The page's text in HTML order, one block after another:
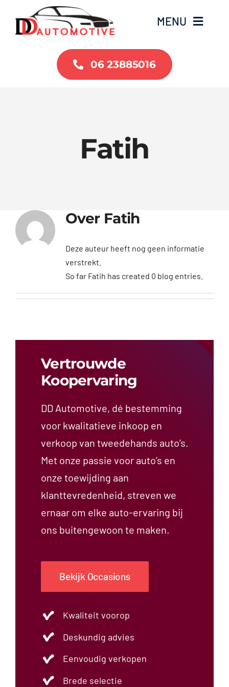
inhoud
MENU
06 23885016
Fatih
Over Fatih
Deze auteur heeft nog geen informatie
verstrekt.
So far Fatih has created 0 blog entries.
Vertrouwde
Koopervaring
DD Automotive, dé bestemming
voor kwalitatieve inkoop en
verkoop van tweedehands auto’s.
Met onze passie voor auto’s en
onze toewijding aan
klanttevredenheid, streven we
ernaar om elke auto-ervaring bij
ons buitengewoon te maken.
Bekijk Occasions
Kwaliteit voorop
Deskundig advies
Eenvoudig verkopen
Brede selectie